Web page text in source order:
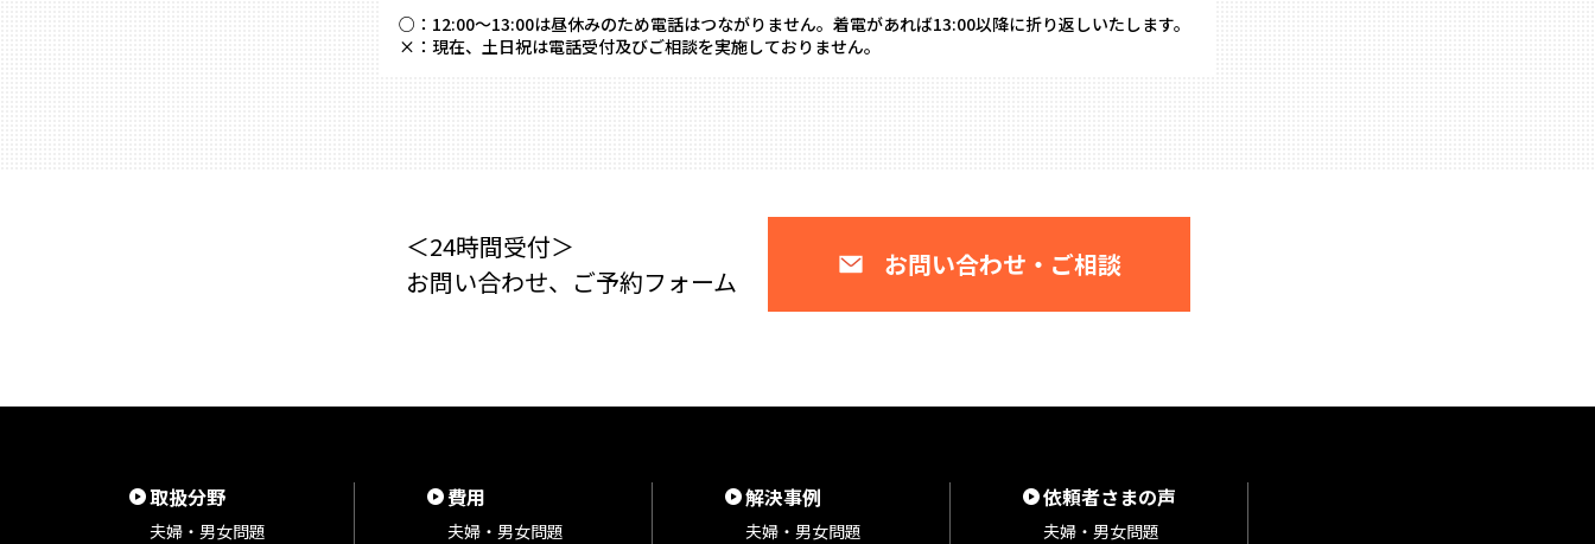
○： 12:00～13:00は昼休みのため電話はつながりません。着電があれば13:00以降に折り返しいたします。
×： 現在、土日祝は電話受付及びご相談を実施しておりません。
＜24時間受付＞
お問い合わせ、ご予約フォーム
お問い合わせ・ご相談
取扱分野
夫婦・男女問題
費用
夫婦・男女問題
解決事例
夫婦・男女問題
依頼者さまの声
夫婦・男女問題